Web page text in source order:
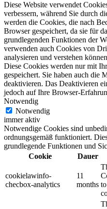
Diese Website verwendet
verbessern, während Sie durch
werden die Cookies, die nach
Browser gespeichert, da sie für
grundlegenden Funktionen der
verwenden auch Cookies von
analysieren und verstehen
Diese Cookies werden nur mit
gespeichert. Sie haben auch die
deaktivieren. Das Deaktivieren
jedoch auf Ihre Browser-
Notwendig
Notwendig
immer aktiv
Notwendige Cookies sind
ordnungsgemäß funktioniert.
grundlegende Funktionen und
Cookie
Dauer
cookielawinfo-
checbox-analytics
11
months